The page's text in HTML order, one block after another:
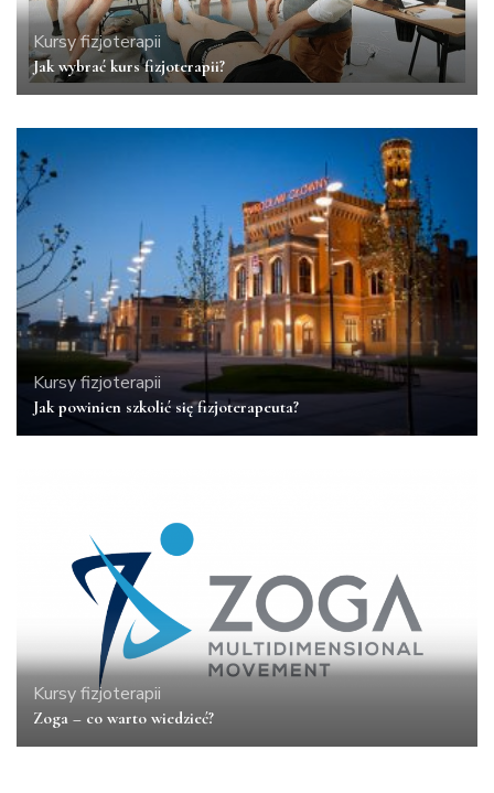
Kursy fizjoterapii
Jak wybrać kurs fizjoterapii?
Kursy fizjoterapii
Jak powinien szkolić się fizjoterapeuta?
Kursy fizjoterapii
Zoga – co warto wiedzieć?